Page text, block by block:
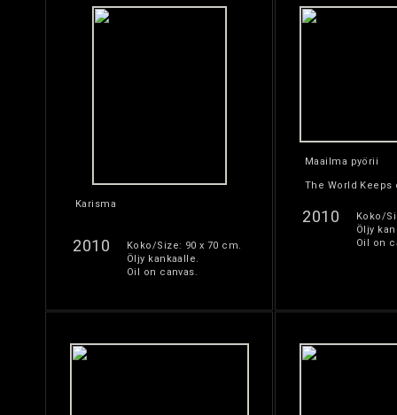
Karisma
2010
Koko/Size: 90 x 70 cm.
Öljy kankaalle.
Oil on canvas.
Maailma pyörii
The World Keeps
2010
Koko/
Öljy
Oil on